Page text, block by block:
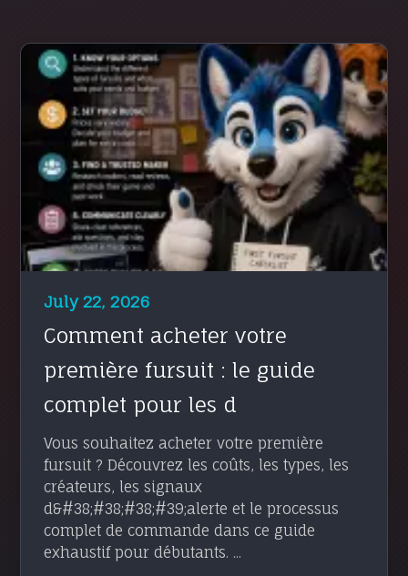
July 22, 2026
Comment acheter votre
première fursuit : le guide
complet pour les d
Vous souhaitez acheter votre première
fursuit ? Découvrez les coûts, les types, les
créateurs, les signaux
d&#38;#38;#38;#39;alerte et le processus
complet de commande dans ce guide
exhaustif pour débutants. ...